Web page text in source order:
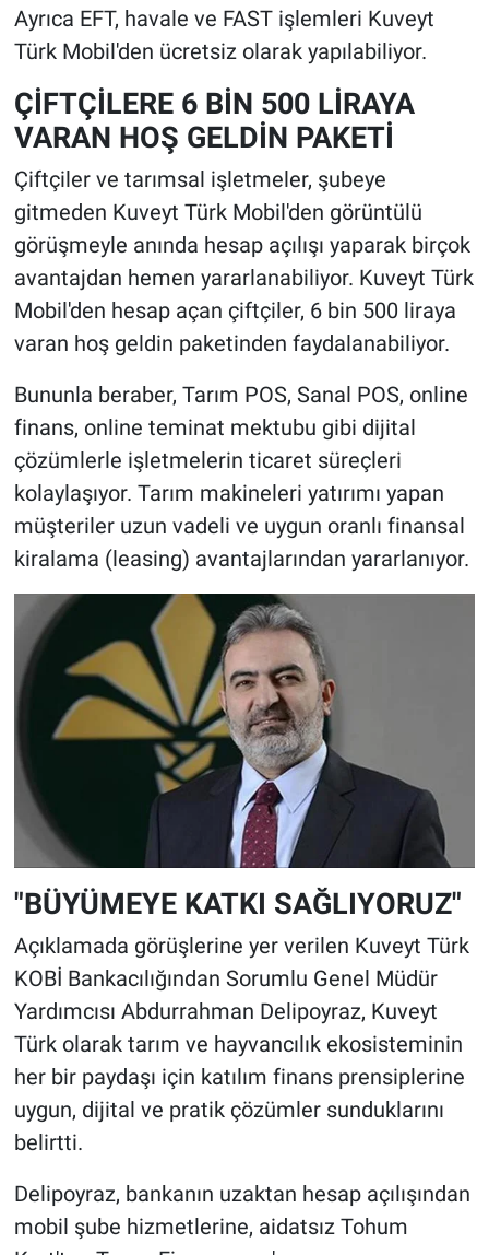
Ayrıca EFT, havale ve FAST işlemleri Kuveyt
Türk Mobil'den ücretsiz olarak yapılabiliyor.
ÇİFTÇİLERE 6 BİN 500 LİRAYA
VARAN HOŞ GELDİN PAKETİ
Çiftçiler ve tarımsal işletmeler, şubeye
gitmeden Kuveyt Türk Mobil'den görüntülü
görüşmeyle anında hesap açılışı yaparak birçok
avantajdan hemen yararlanabiliyor. Kuveyt Türk
Mobil'den hesap açan çiftçiler, 6 bin 500 liraya
varan hoş geldin paketinden faydalanabiliyor.
Bununla beraber, Tarım POS, Sanal POS, online
finans, online teminat mektubu gibi dijital
çözümlerle işletmelerin ticaret süreçleri
kolaylaşıyor. Tarım makineleri yatırımı yapan
müşteriler uzun vadeli ve uygun oranlı finansal
kiralama (leasing) avantajlarından yararlanıyor.
"BÜYÜMEYE KATKI SAĞLIYORUZ"
Açıklamada görüşlerine yer verilen Kuveyt Türk
KOBİ Bankacılığından Sorumlu Genel Müdür
Yardımcısı Abdurrahman Delipoyraz, Kuveyt
Türk olarak tarım ve hayvancılık ekosisteminin
her bir paydaşı için katılım finans prensiplerine
uygun, dijital ve pratik çözümler sunduklarını
belirtti.
Delipoyraz, bankanın uzaktan hesap açılışından
mobil şube hizmetlerine, aidatsız Tohum